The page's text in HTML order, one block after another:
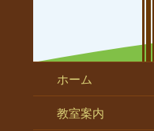
ホーム
教室案内